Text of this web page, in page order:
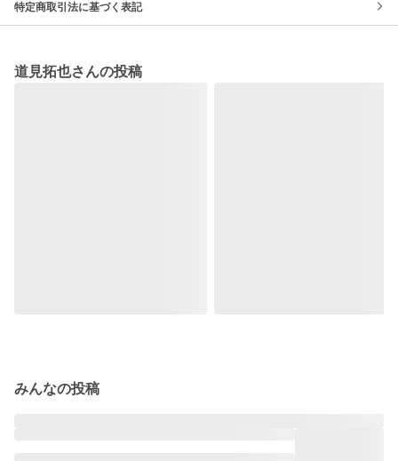
特定商取引法に基づく表記
道見拓也さんの投稿
みんなの投稿